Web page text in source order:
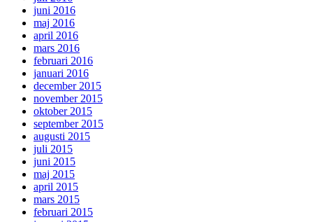
juni 2016
maj 2016
april 2016
mars 2016
februari 2016
januari 2016
december 2015
november 2015
oktober 2015
september 2015
augusti 2015
juli 2015
juni 2015
maj 2015
april 2015
mars 2015
februari 2015